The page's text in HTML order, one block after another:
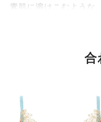
素肌に溶けこむような
フロントにほどこされ
贅沢なショーツ。細番
感を演出します。WH
合